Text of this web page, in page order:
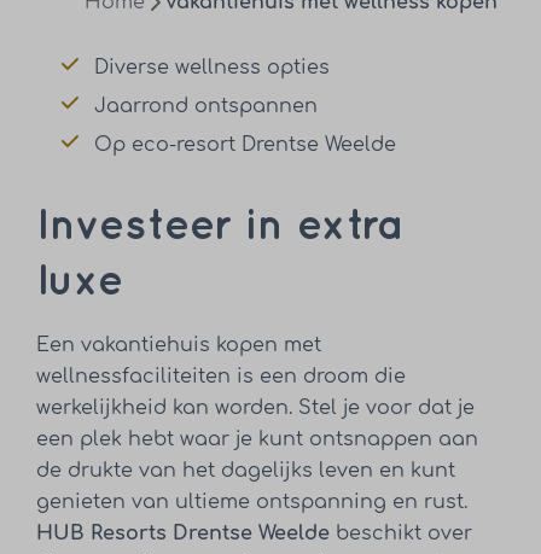
Diverse wellness opties
Jaarrond ontspannen
Op eco-resort Drentse Weelde
Investeer in extra
luxe
Een vakantiehuis kopen met
wellnessfaciliteiten is een droom die
werkelijkheid kan worden. Stel je voor dat je
een plek hebt waar je kunt ontsnappen aan
de drukte van het dagelijks leven en kunt
genieten van ultieme ontspanning en rust.
HUB Resorts Drentse Weelde beschikt over